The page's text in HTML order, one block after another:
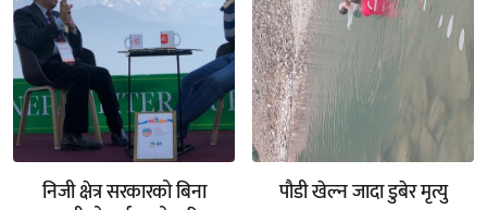
निजी क्षेत्र सरकारको बिना
पौडी खेल्न जादा डुबेर मृत्यु